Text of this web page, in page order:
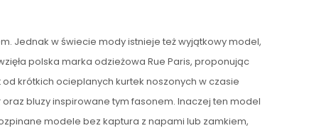
Jednak w świecie mody istnieje też wyjątkowy model,
polska marka odzieżowa Rue Paris, proponując
krótkich ocieplanych kurtek noszonych w czasie
oraz bluzy inspirowane tym fasonem. Inaczej ten model
modele bez kaptura z napami lub zamkiem,